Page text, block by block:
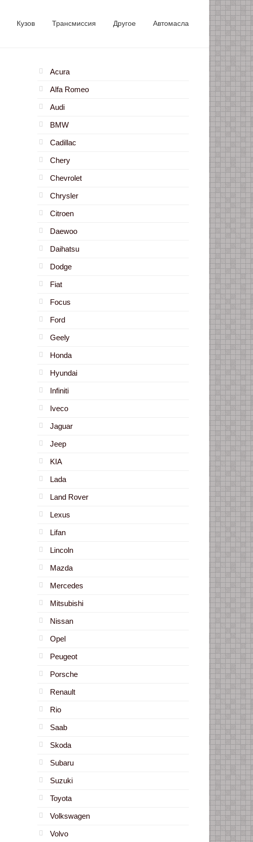
Кузов Трансмиссия Другое Автомасла
Acura
Alfa Romeo
Audi
BMW
Cadillac
Chery
Chevrolet
Chrysler
Citroen
Daewoo
Daihatsu
Dodge
Fiat
Focus
Ford
Geely
Honda
Hyundai
Infiniti
Iveco
Jaguar
Jeep
KIA
Lada
Land Rover
Lexus
Lifan
Lincoln
Mazda
Mercedes
Mitsubishi
Nissan
Opel
Peugeot
Porsche
Renault
Rio
Saab
Skoda
Subaru
Suzuki
Toyota
Volkswagen
Volvo